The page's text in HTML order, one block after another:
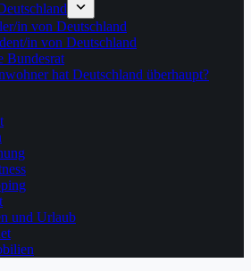
in von Deutschland
in von Deutschland
Bundesrat
hat Deutschland überhaupt?
und Urlaub